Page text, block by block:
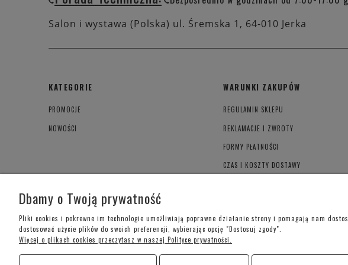
Salon i wystawa (Polska) ul. Śremska 1, 64-010 Jerka
KATEGORIE
PROMOCJE
NOWOŚCI
WARUNKI ZAKUPÓW
REGULAMIN SKLEPU
REKLAMACJE I ZWROTY
FORMY PŁATNOŚCI
CZAS I KOSZTY DOSTAWY
Dbamy o Twoją prywatność
Pliki cookies i pokrewne im technologie umożliwiają poprawne działanie strony i pomagają nam
dostosować użycie plików do swoich preferencji, wybierając opcję "Dostosuj zgody".
Więcej o plikach cookies przeczytasz w naszej Polityce prywatności.